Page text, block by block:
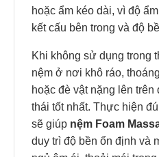
hoặc ẩm kéo dài, vì độ
kết cấu bên trong và độ
Khi không sử dụng trong
nệm ở nơi khô ráo,
hoặc đè vật nặng lên
thái tốt nhất. Thực hiện
sẽ giúp nệm Foam
duy trì độ bền ổn định và